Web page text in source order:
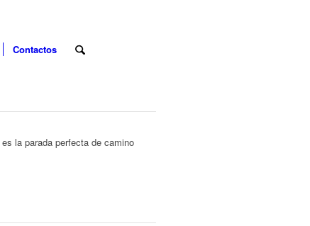
Contactos
es la parada perfecta de camino